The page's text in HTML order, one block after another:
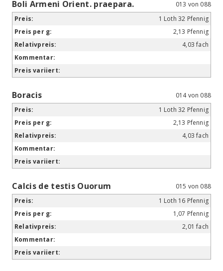
Boli Armeni Orient. praepara.
013 von 088
1 Loth 32 Pfennig
2,13 Pfennig
4,03 fach
Boracis
014 von 088
1 Loth 32 Pfennig
2,13 Pfennig
4,03 fach
Calcis de testis Ouorum
015 von 088
1 Loth 16 Pfennig
1,07 Pfennig
2,01 fach